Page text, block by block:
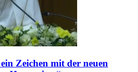
Zeichen mit der neuen